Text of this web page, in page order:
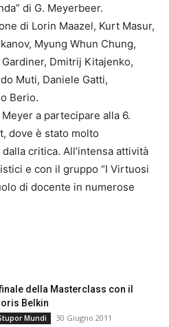
di G. Meyerbeer.
di Lorin Maazel, Kurt Masur,
Myung Whun Chung,
Dmitrij Kitajenko,
Muti, Daniele Gatti,
Berio.
a partecipare alla 6.
dove è stato molto
critica. All’intensa attività
e con il gruppo “I Virtuosi
di docente in numerose
della Masterclass con il
Belkin
Mundi 30 Giugno 2011